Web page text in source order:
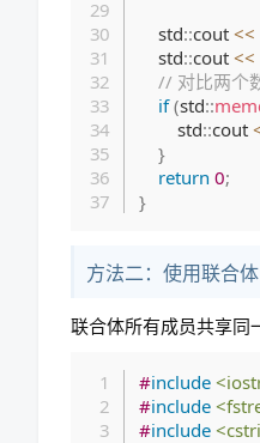
    std
::cout <<
    std
::cout <<
// 对比两个
if (std::
        std
::cout
}
return 0;
}
方法二：使用联合体
联合体所有成员共享同
#include
#include
#include